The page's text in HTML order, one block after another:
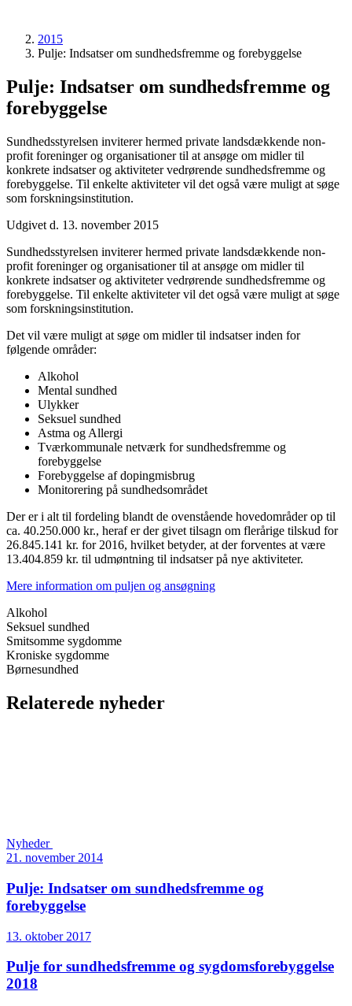
2015
Pulje: Indsatser om sundhedsfremme og forebyggelse
Pulje: Indsatser om sundhedsfremme og
forebyggelse
Sundhedsstyrelsen inviterer hermed private landsdækkende non-
profit foreninger og organisationer til at ansøge om midler til
konkrete indsatser og aktiviteter vedrørende sundhedsfremme og
forebyggelse. Til enkelte aktiviteter vil det også være muligt at søge
som forskningsinstitution.
Udgivet d. 13. november 2015
Sundhedsstyrelsen inviterer hermed private landsdækkende non-
profit foreninger og organisationer til at ansøge om midler til
konkrete indsatser og aktiviteter vedrørende sundhedsfremme og
forebyggelse. Til enkelte aktiviteter vil det også være muligt at søge
som forskningsinstitution.
Det vil være muligt at søge om midler til indsatser inden for
følgende områder:
Alkohol
Mental sundhed
Ulykker
Seksuel sundhed
Astma og Allergi
Tværkommunale netværk for sundhedsfremme og
forebyggelse
Forebyggelse af dopingmisbrug
Monitorering på sundhedsområdet
Der er i alt til fordeling blandt de ovenstående hovedområder op til
ca. 40.250.000 kr., heraf er der givet tilsagn om flerårige tilskud for
26.845.141 kr. for 2016, hvilket betyder, at der forventes at være
13.404.859 kr. til udmøntning til indsatser på nye aktiviteter.
Mere information om puljen og ansøgning
Alkohol
Seksuel sundhed
Smitsomme sygdomme
Kroniske sygdomme
Børnesundhed
Relaterede nyheder
Nyheder
21. november 2014
Pulje: Indsatser om sundhedsfremme og
forebyggelse
13. oktober 2017
Pulje for sundhedsfremme og sygdomsforebyggelse
2018